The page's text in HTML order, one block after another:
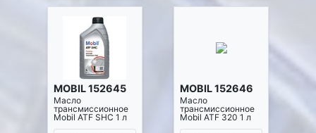
MOBIL 152645
Масло
трансмиссионное
Mobil ATF SHC 1 л
MOBIL 152646
Масло
трансмиссионное
Mobil ATF 320 1 л